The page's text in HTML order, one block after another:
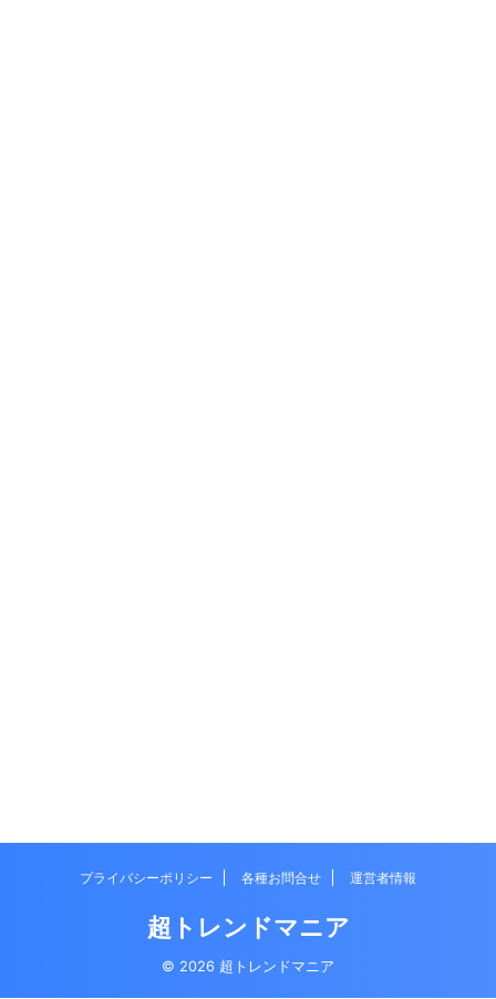
プライバシーポリシー 各種お問合せ 運営者情報
超トレンドマニア
© 2026 超トレンドマニア